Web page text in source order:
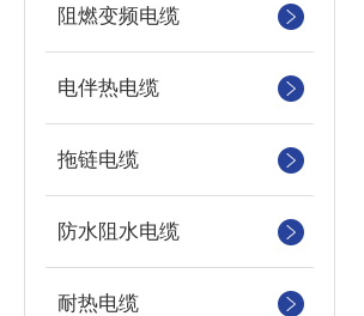
阻燃变频电缆
电伴热电缆
拖链电缆
防水阻水电缆
耐热电缆